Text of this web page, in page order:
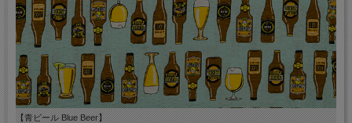
【青ビール Blue Beer】